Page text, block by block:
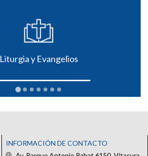
Liturgia y Evangelios
INFORMACIÓN DE CONTACTO